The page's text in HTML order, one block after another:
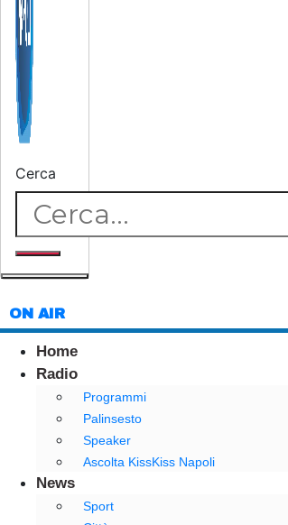
Cerca
ON AIR
Home
Radio
Programmi
Palinsesto
Speaker
Ascolta KissKiss Napoli
News
Sport